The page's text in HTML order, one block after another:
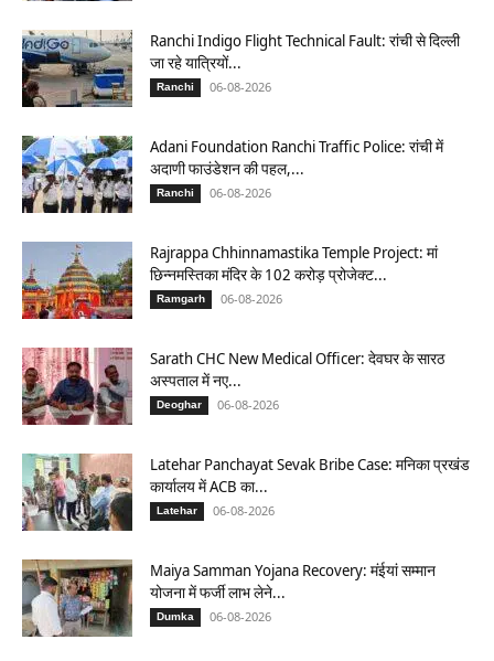
Ranchi Indigo Flight Technical Fault: रांची से दिल्ली
जा रहे यात्रियों...
Ranchi 06-08-2026
Adani Foundation Ranchi Traffic Police: रांची में
अदाणी फाउंडेशन की पहल,...
Ranchi 06-08-2026
Rajrappa Chhinnamastika Temple Project: मां
छिन्नमस्तिका मंदिर के 102 करोड़ प्रोजेक्ट...
Ramgarh 06-08-2026
Sarath CHC New Medical Officer: देवघर के सारठ
अस्पताल में नए...
Deoghar 06-08-2026
Latehar Panchayat Sevak Bribe Case: मनिका प्रखंड
कार्यालय में ACB का...
Latehar 06-08-2026
Maiya Samman Yojana Recovery: मंईयां सम्मान
योजना में फर्जी लाभ लेने...
Dumka 06-08-2026